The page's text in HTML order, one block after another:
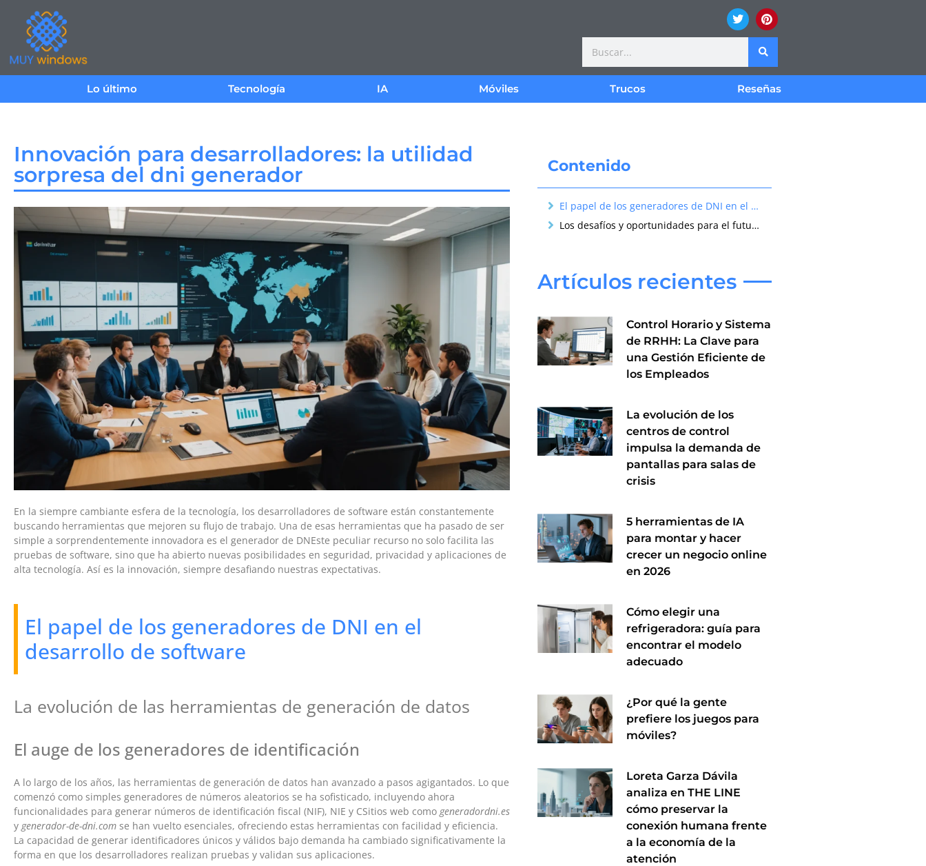
Lo último Tecnología IA Móviles Trucos Reseñas
Innovación para desarrolladores: la utilidad
sorpresa del dni generador
En la siempre cambiante esfera de la tecnología, los desarrolladores de software están constantemente
buscando herramientas que mejoren su flujo de trabajo. Una de esas herramientas que ha pasado de ser
simple a sorprendentemente innovadora es el generador de DNEste peculiar recurso no solo facilita las
pruebas de software, sino que ha abierto nuevas posibilidades en seguridad, privacidad y aplicaciones de
alta tecnología. Así es la innovación, siempre desafiando nuestras expectativas.
El papel de los generadores de DNI en el
desarrollo de software
La evolución de las herramientas de generación de datos
El auge de los generadores de identificación
A lo largo de los años, las herramientas de generación de datos han avanzado a pasos agigantados. Lo que
comenzó como simples generadores de números aleatorios se ha sofisticado, incluyendo ahora
funcionalidades para generar números de identificación fiscal (NIF), NIE y CSitios web como generadordni.es
y generador-de-dni.com se han vuelto esenciales, ofreciendo estas herramientas con facilidad y eficiencia.
La capacidad de generar identificadores únicos y válidos bajo demanda ha cambiado significativamente la
forma en que los desarrolladores realizan pruebas y validan sus aplicaciones.
Contenido
El papel de los generadores de DNI en el desarrollo de software
Los desafíos y oportunidades para el futuro de los generadores de datos de identificación
Artículos recientes
Control Horario y Sistema
de RRHH: La Clave para
una Gestión Eficiente de
los Empleados
La evolución de los
centros de control
impulsa la demanda de
pantallas para salas de
crisis
5 herramientas de IA
para montar y hacer
crecer un negocio online
en 2026
Cómo elegir una
refrigeradora: guía para
encontrar el modelo
adecuado
¿Por qué la gente
prefiere los juegos para
móviles?
Loreta Garza Dávila
analiza en THE LINE
cómo preservar la
conexión humana frente
a la economía de la
atención